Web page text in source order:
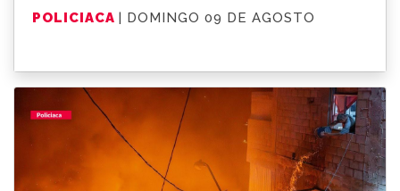
POLICIACA | DOMINGO 09 DE AGOSTO